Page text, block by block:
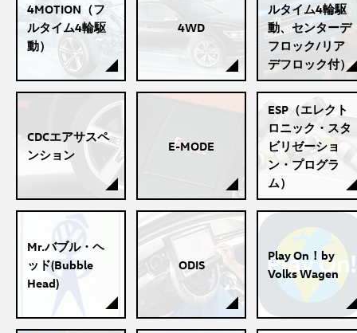
4MOTION（フ
ルタイム4輪駆
動）
4WD
ルタイム4輪駆
動、センターデ
フロック/リア
デフロック付）
CDCエアサスペ
ンション
E-MODE
ESP（エレクト
ロニック・スタ
ビリゼーショ
ン・プログラ
ム）
Mr.バブル・ヘ
ッド(Bubble
Head)
ODIS
Play On！by
Volks Wagen